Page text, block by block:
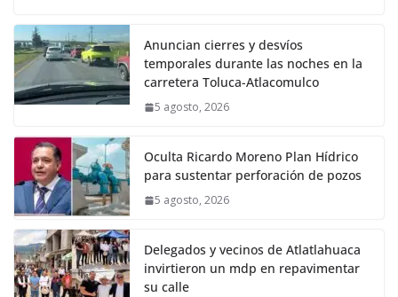
Anuncian cierres y desvíos
temporales durante las noches en la
carretera Toluca-Atlacomulco
5 agosto, 2026
Oculta Ricardo Moreno Plan Hídrico
para sustentar perforación de pozos
5 agosto, 2026
Delegados y vecinos de Atlatlahuaca
invirtieron un mdp en repavimentar
su calle